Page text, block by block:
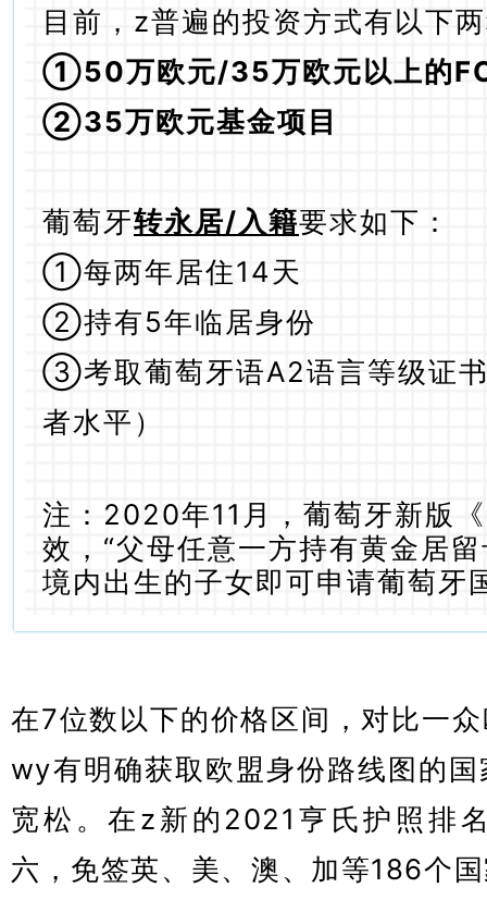
目前，z普遍的投资方式有以下
①50万欧元/35万欧元以上的
②35万欧元基金项目
葡萄牙转永居/入籍要求如下：
①每两年居住14天
②持有5年临居身份
③考取葡萄牙语A2语言等级证
者水平）
注：2020年11月，葡萄牙新版
效，“父母任意一方持有黄金居
境内出生的子女即可申请葡萄牙
在7位数以下的价格区间，对比一
wy有明确获取欧盟身份路线图的
宽松。在z新的2021亨氏护照排
六， 免签英、美、澳、加等186个